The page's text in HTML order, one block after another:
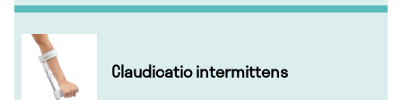
Claudicatio intermittens